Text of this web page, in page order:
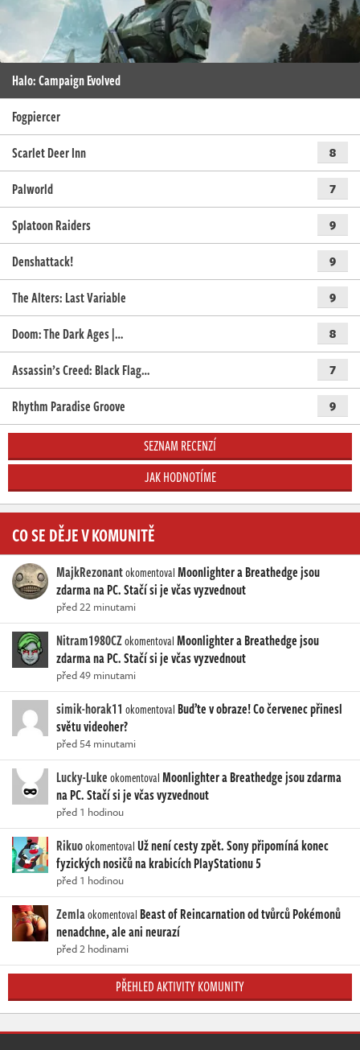
Halo: Campaign Evolved
Fogpiercer
Scarlet Deer Inn
8
Palworld 7
Splatoon Raiders 9
Denshattack! 9
The Alters: Last Variable 9
Doom: The Dark Ages |… 8
Assassin’s Creed: Black Flag… 7
Rhythm Paradise Groove 9
SEZNAM RECENZÍ
JAK HODNOTÍME
CO SE DĚJE V KOMUNITĚ
MajkRezonantokomentovalMoonlighter a Breathedge jsou
zdarma na PC. Stačí si je včas vyzvednout
před 22 minutami
Nitram1980CZokomentovalMoonlighter a Breathedge jsou
zdarma na PC. Stačí si je včas vyzvednout
před 49 minutami
simik-horak11 okomentoval Buďte v obraze! Co červenec přinesl
světu videoher?
před 54 minutami
Lucky-LukeokomentovalMoonlighter a Breathedge jsou zdarma
na PC. Stačí si je včas vyzvednout
před 1 hodinou
RikuookomentovalUž není cesty zpět. Sony připomíná konec
fyzických nosičů na krabicích PlayStationu 5
před 1 hodinou
Zemlaokomentoval Beast of Reincarnation od tvůrců Pokémonů
nenadchne, ale ani neurazí
před 2 hodinami
PŘEHLED AKTIVITY KOMUNITY